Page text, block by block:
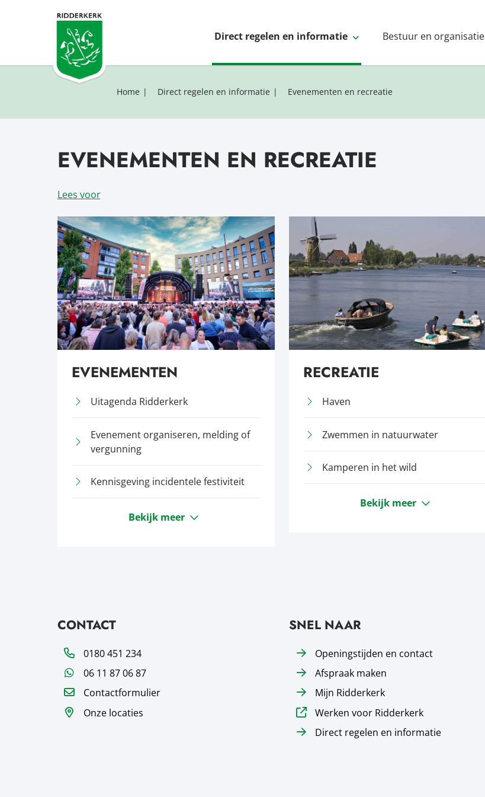
Direct regelen en informatie Bestuur en organisatie
Home Direct regelen en informatie Evenementen en recreatie
EVENEMENTEN EN RECREATIE
Lees voor
EVENEMENTEN
Uitagenda Ridderkerk
Evenement organiseren, melding of
vergunning
Kennisgeving incidentele festiviteit
Bekijk meer
RECREATIE
Haven
Zwemmen in natuurwater
Kamperen in het wild
Bekijk meer
CONTACT
Telefoon0180 451 234
WhatsApp06 11 87 06 87
Contactformulier
Onze locaties
SNEL NAAR
Openingstijden en contact
Afspraak maken
Mijn Ridderkerk
Werken voor Ridderkerk
Direct regelen en informatie